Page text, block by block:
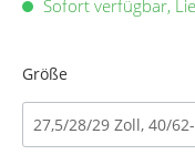
Sofort verfügbar,
Größe